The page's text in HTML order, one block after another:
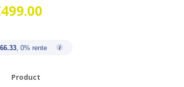
499.00
€499.00.
, 0% rente
Product